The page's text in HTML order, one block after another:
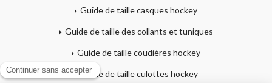
Guide de taille casques hockey
Guide de taille des collants et tuniques
Guide de taille coudières hockey
Guide de taille culottes hockey